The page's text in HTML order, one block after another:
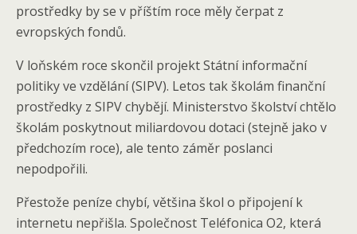
prostředky by se v příštím roce měly čerpat z
evropských fondů.
V loňském roce skončil projekt Státní informační
politiky ve vzdělání (SIPV). Letos tak školám finanční
prostředky z SIPV chybějí. Ministerstvo školství chtělo
školám poskytnout miliardovou dotaci (stejně jako v
předchozím roce), ale tento záměr poslanci
nepodpořili.
Přestože peníze chybí, většina škol o připojení k
internetu nepřišla. Společnost Teléfonica O2, která